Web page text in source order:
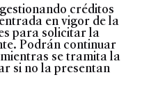
créditos
en vigor de la
para solicitar la
Podrán continuar
se tramita la
si no la presentan